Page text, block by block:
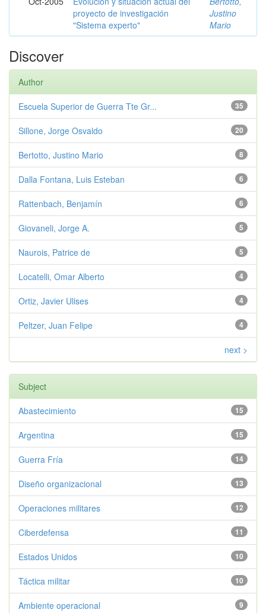
proyecto de investigación
"Sistema experto"
Justino
Mario
Discover
Author
35
Escuela Superior de Guerra Tte Gr...
20
Sillone, Jorge Osvaldo
8
Bertotto, Justino Mario
6
Dalla Fontana, Luis Esteban
6
Rattenbach, Benjamín
5
Giovaneli, Jorge A.
5
Naurois, Patrice de
4
Locatelli, Omar Alberto
4
Ortiz, Javier Ulises
4
Peltzer, Juan Felipe
next >
Subject
15
Abastecimiento
15
Argentina
14
Guerra Fría
13
Diseño organizacional
12
Operaciones militares
11
Ciberdefensa
10
Estados Unidos
10
Táctica militar
9
Ambiente operacional